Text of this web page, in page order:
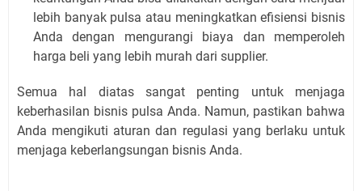
lebih banyak pulsa atau meningkatkan efisiensi bisnis
Anda dengan mengurangi biaya dan memperoleh
harga beli yang lebih murah dari supplier.
Semua hal diatas sangat penting untuk menjaga
keberhasilan bisnis pulsa Anda. Namun, pastikan bahwa
Anda mengikuti aturan dan regulasi yang berlaku untuk
menjaga keberlangsungan bisnis Anda.